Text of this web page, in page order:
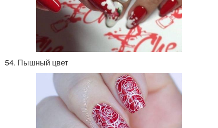
54. Пышный цвет